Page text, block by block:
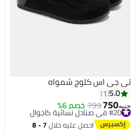
تي جي اس كلوج شمواه
5.0
1
جنيه750
799 خصم 6% #20 في صنادل نسائية كاجوال
توصيل مجاني
#20 في صنادل نسائية كاجوال احصل عليه خلال 7 - 8